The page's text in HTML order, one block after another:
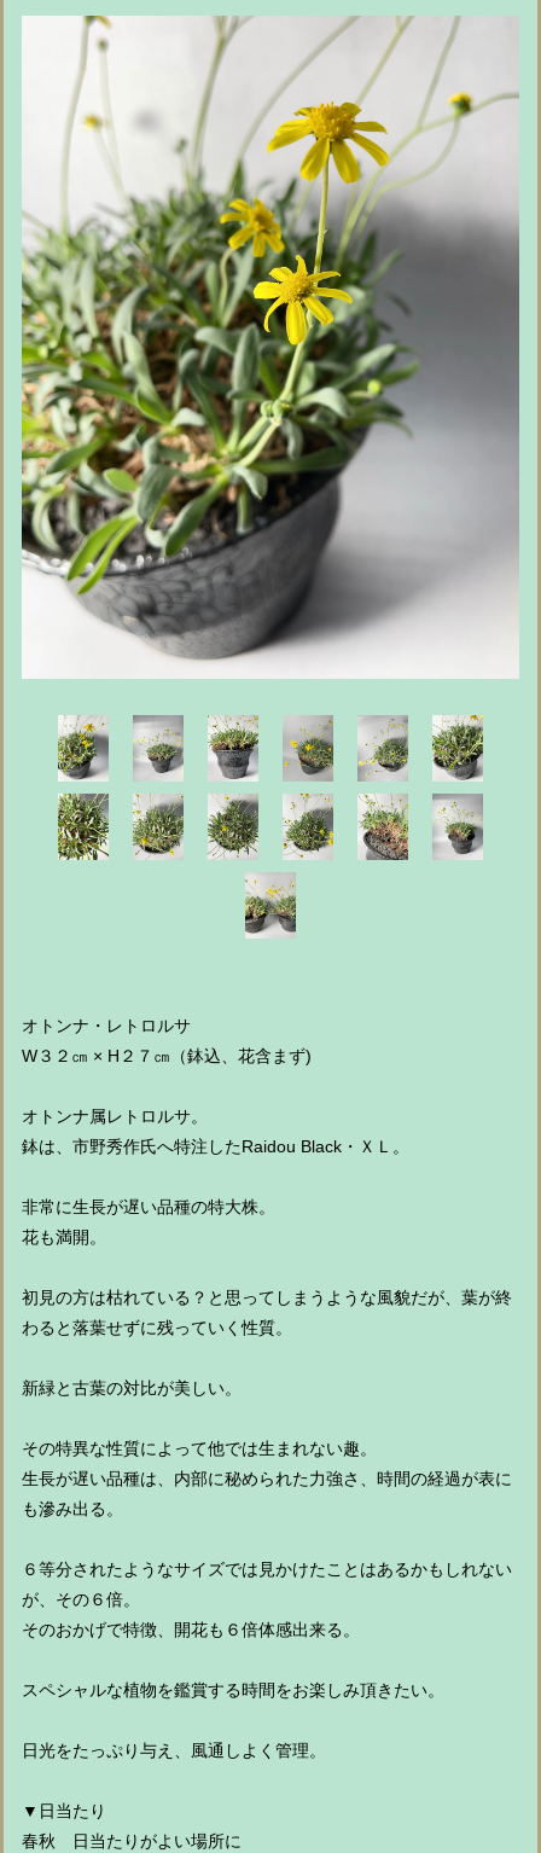
オトンナ・レトロルサ
W３２㎝ × H２７㎝（鉢込、花含まず)
オトンナ属レトロルサ。
鉢は、市野秀作氏へ特注したRaidou Black・ＸＬ。
非常に生長が遅い品種の特大株。
花も満開。
初見の方は枯れている？と思ってしまうような風貌だが、葉が終
わると落葉せずに残っていく性質。
新緑と古葉の対比が美しい。
その特異な性質によって他では生まれない趣。
生長が遅い品種は、内部に秘められた力強さ、時間の経過が表に
も滲み出る。
６等分されたようなサイズでは見かけたことはあるかもしれない
が、その６倍。
そのおかげで特徴、開花も６倍体感出来る。
スペシャルな植物を鑑賞する時間をお楽しみ頂きたい。
日光をたっぷり与え、風通しよく管理。
▼日当たり
春秋 日当たりがよい場所に